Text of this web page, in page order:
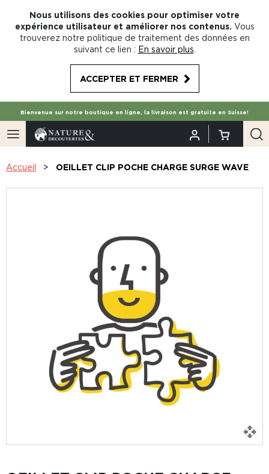
Nous utilisons des cookies pour optimiser votre
expérience utilisateur et améliorer nos contenus. Vous
trouverez notre politique de traitement des données en
suivant ce lien : En savoir plus
ACCEPTER ET FERMER
Bienvenue sur notre boutique en ligne, la livraison est gratuite en Suisse!
Accueil OEILLET CLIP POCHE CHARGE SURGE WAVE